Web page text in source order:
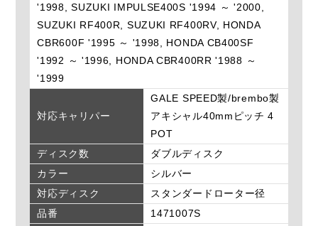
'1998, SUZUKI IMPULSE400S '1994 ～ '2000,
SUZUKI RF400R, SUZUKI RF400RV, HONDA
CBR600F '1995 ～ '1998, HONDA CB400SF
'1992 ～ '1996, HONDA CBR400RR '1988 ～
'1999
対応キャリパー
GALE SPEED製/brembo製
アキシャル40mmピッチ 4
POT
ディスク数
ダブルディスク
カラー
シルバー
対応ディスク
スタンダードローター径
品番
1471007S